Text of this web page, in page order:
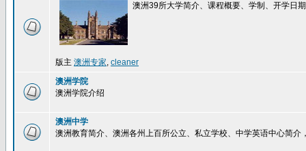
澳洲39所大学简介、课程概要、学制、开学
版主 澳洲专家, cleaner
澳洲学院
澳洲学院介绍
澳洲中学
澳洲教育简介、澳洲各州上百所公立、私立学校、中学英语中心简